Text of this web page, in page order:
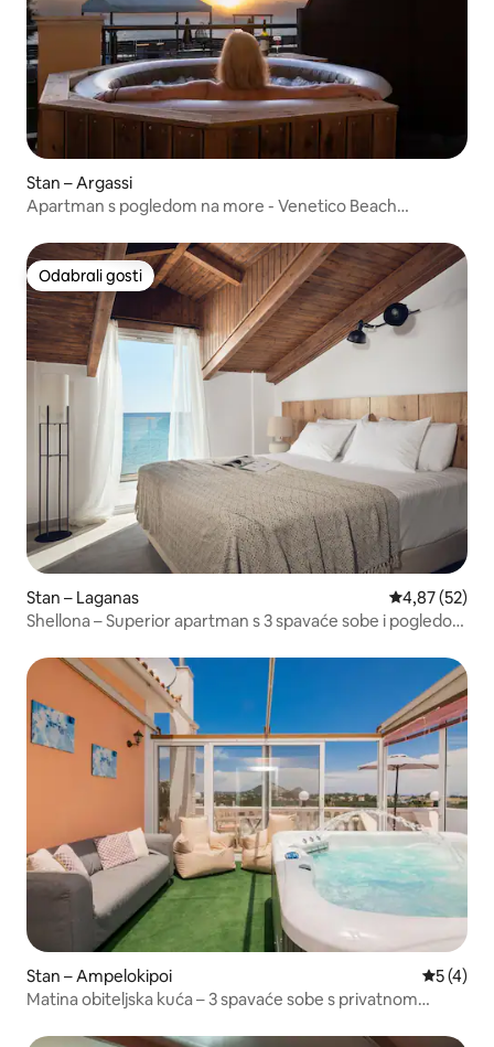
Stan – Argassi
Apartman s pogledom na more - Venetico Beach
Odabrali gosti
Odabrali gosti
Stan – Laganas Prosječna
4,87 (52)
Shellona – Superior apartman s 3 spavaće sobe i pogledom
Stan – Ampelokipoi
5 (4)
Matina obiteljska kuća – 3 spavaće sobe s privatnom